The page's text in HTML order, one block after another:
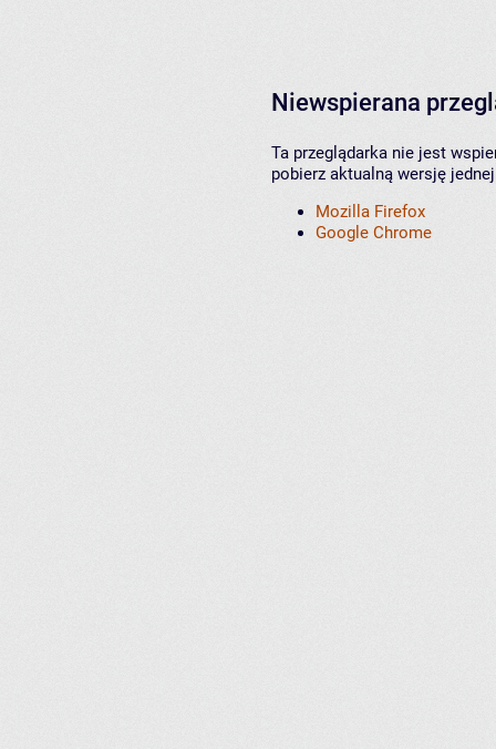
Niewspierana
Ta przeglądarka nie jest
pobierz aktualną wersję
Mozilla Firefox
Google Chrome